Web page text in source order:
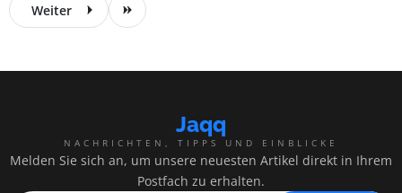
Weiter
Jaqq
NACHRICHTEN, TIPPS UND EINBLICKE
Melden Sie sich an, um unsere neuesten Artikel direkt in Ihrem
Postfach zu erhalten.